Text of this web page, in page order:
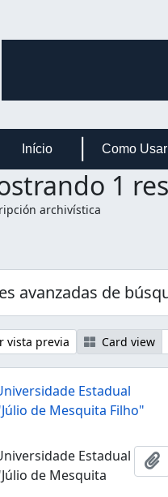
Início Como Usar
1
archivística
avanzadas de
vista previa Card view
Estadual
de Mesquita Filho"
Estadual
de Mesquita